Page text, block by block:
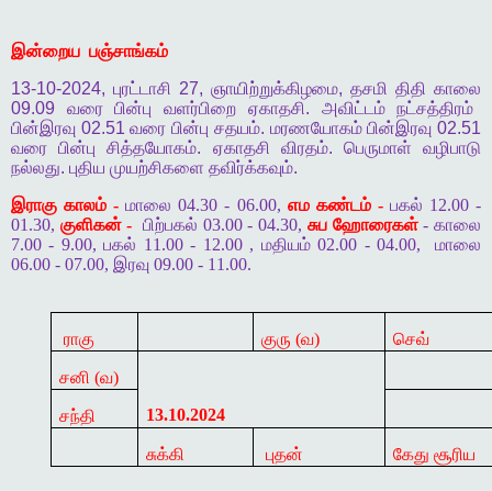
இன்றைய பஞ்சாங்கம்
13-10-2024, புரட்டாசி 27, ஞாயிற்றுக்கிழமை, தசமி திதி காலை
09.09 வரை பின்பு வளர்பிறை ஏகாதசி. அவிட்டம்
நட்சத்திரம்
பின்இரவு 02.51வரை பின்பு சதயம். மரணயோகம் பின்இரவு 02.51
வரை பின்பு சித்தயோகம். ஏகாதசி விரதம். பெருமாள்
வழிபாடு
நல்லது. புதிய முயற்சிகளை தவிர்க்கவும்.
இராகு காலம் - மாலை 04.30 - 06.00, எம கண்டம் -பகல் 12.00 -
01.30, குளிகன் - பிற்பகல் 03.00 - 04.30, சுப ஹோரைகள்- காலை
7.00 - 9.00, பகல் 11.00 - 12.00 , மதியம் 02.00 - 04.00,
மாலை
06.00 - 07.00, இரவு 09.00 - 11.00.
ராகு குரு (வ) செவ்
சனி (வ)
13.10.2024
சந்தி
சுக்கி புதன் கேது சூரிய